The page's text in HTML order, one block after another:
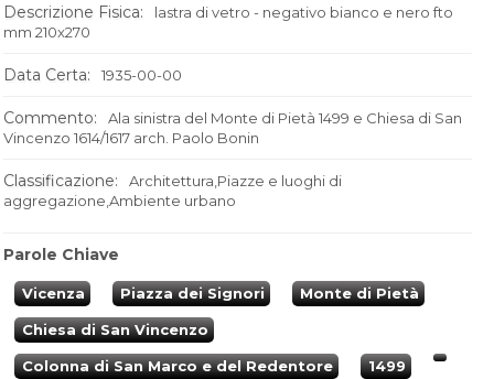
Parole Chiave
Vicenza Piazza dei Signori Monte di Pietà
Chiesa di San Vincenzo
Colonna di San Marco e del Redentore 1499
Classificazione:
Architettura,Piazze e luoghi di
aggregazione,Ambiente urbano
Descrizione Fisica:
lastra di vetro - negativo bianco e nero fto
mm 210x270
Data Certa: 1935-00-00
Commento:
Ala sinistra del Monte di Pietà 1499 e Chiesa di San
Vincenzo 1614/1617 arch. Paolo Bonin